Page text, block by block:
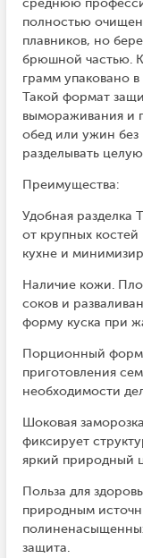
полностью
плавников, но
брюшной частью.
грамм упаковано
Такой формат
вымораживания и
обед или ужин без
разделывать
Преимущества:
Удобная разделка
от крупных
кухне и
Наличие кожи.
соков и
форму куска при
Порционный
приготовления
необходимости
Шоковая
фиксирует
яркий природный
Польза для
природным
защита.